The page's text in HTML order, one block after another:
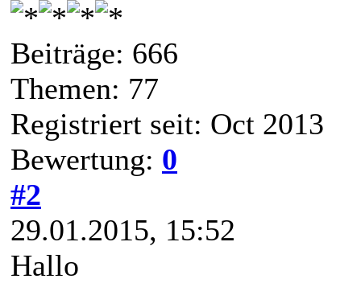
Beiträge: 666
Themen: 77
Registriert seit: Oct 2013
Bewertung: 0
#2
29.01.2015, 15:52
Hallo